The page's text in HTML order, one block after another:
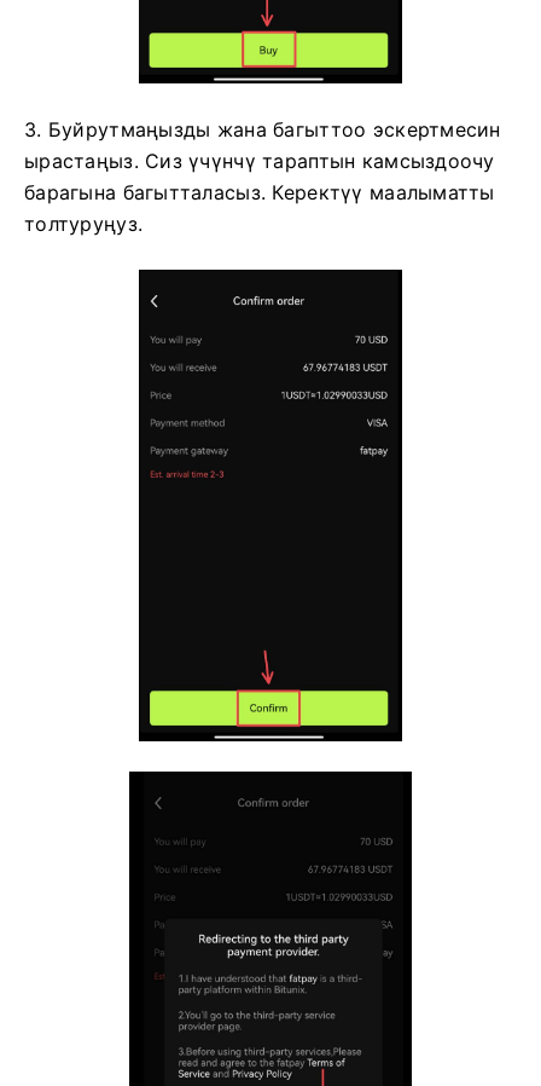
3. Буйрутмаңызды жана багыттоо эскертмесин
ырастаңыз. Сиз үчүнчү тараптын камсыздоочу
барагына багытталасыз. Керектүү маалыматты
толтуруңуз.